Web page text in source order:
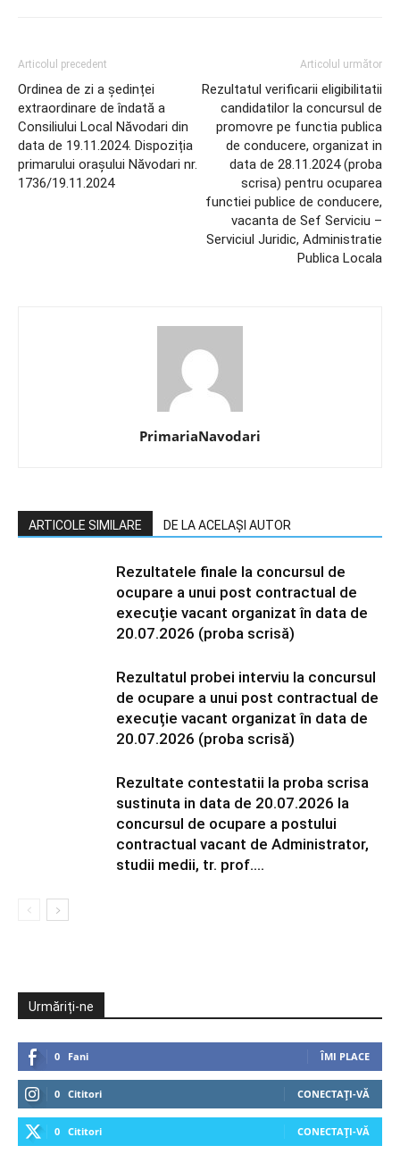
Articolul precedent
Ordinea de zi a ședinței
extraordinare de îndată a
Consiliului Local Năvodari din
data de 19.11.2024. Dispoziția
primarului orașului Năvodari nr.
1736/19.11.2024
Articolul următor
Rezultatul verificarii eligibilitatii
candidatilor la concursul de
promovre pe functia publica
de conducere, organizat in
data de 28.11.2024 (proba
scrisa) pentru ocuparea
functiei publice de conducere,
vacanta de Sef Serviciu –
Serviciul Juridic, Administratie
Publica Locala
PrimariaNavodari
ARTICOLE SIMILARE DE LA ACELAȘI AUTOR
Rezultatele finale la concursul de
ocupare a unui post contractual de
execuție vacant organizat în data de
20.07.2026 (proba scrisă)
Rezultatul probei interviu la concursul
de ocupare a unui post contractual de
execuție vacant organizat în data de
20.07.2026 (proba scrisă)
Rezultate contestatii la proba scrisa
sustinuta in data de 20.07.2026 la
concursul de ocupare a postului
contractual vacant de Administrator,
studii medii, tr. prof....
Urmăriți-ne
0 Fani ÎMI PLACE
0 Cititori CONECTAȚI-VĂ
0 Cititori CONECTAȚI-VĂ